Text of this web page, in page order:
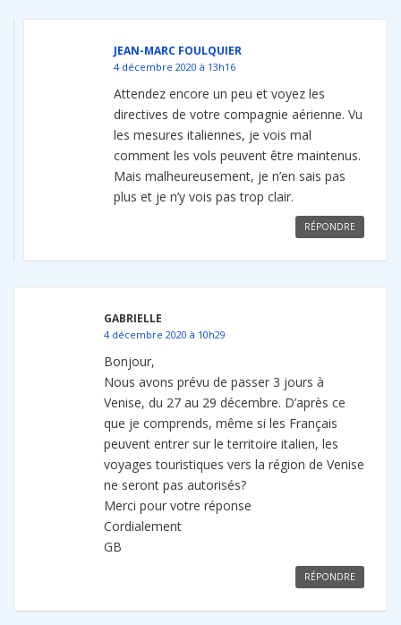
JEAN-MARC FOULQUIER
4 décembre 2020 à 13h16
Attendez encore un peu et voyez les
directives de votre compagnie aérienne. Vu
les mesures italiennes, je vois mal
comment les vols peuvent être maintenus.
Mais malheureusement, je n’en sais pas
plus et je n’y vois pas trop clair.
RÉPONDRE
GABRIELLE
4 décembre 2020 à 10h29
Bonjour,
Nous avons prévu de passer 3 jours à
Venise, du 27 au 29 décembre. D’après ce
que je comprends, même si les Français
peuvent entrer sur le territoire italien, les
voyages touristiques vers la région de Venise
ne seront pas autorisés?
Merci pour votre réponse
Cordialement
GB
RÉPONDRE